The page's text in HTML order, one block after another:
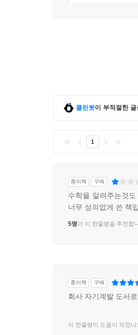
_ 데이터가 주어졌을 때
_ 가능도의 개념과 최대
[10장 엔트로피]
_ 크로스 엔트로피와 쿨
클린봇이 부적절한
1
종이책 구매
수학을 알려주는것
너무 성의없게 쓴 책
5명이 이 한줄평을 추천합
종이책 구매
회사 자기계발 도서
이 한줄평이 도움이 되었나